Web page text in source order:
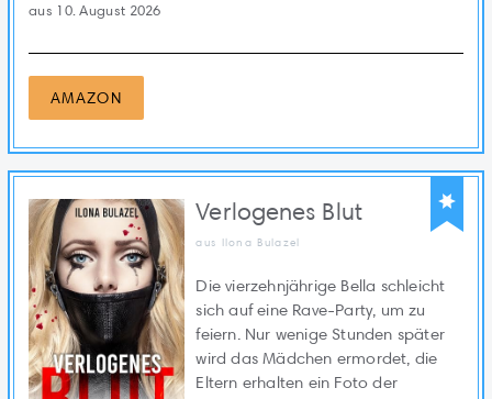
aus 10. August 2026
AMAZON
Verlogenes Blut
aus Ilona Bulazel
Die vierzehnjährige Bella schleicht
sich auf eine Rave-Party, um zu
feiern. Nur wenige Stunden später
wird das Mädchen ermordet, die
Eltern erhalten ein Foto der